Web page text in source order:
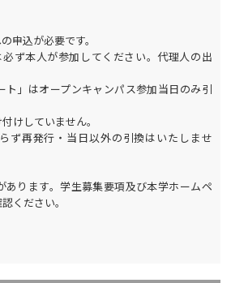
申込が必要です。
必ず本人が参加してください。代理人の出
ト」はオープンキャンパス参加当日のみ引
けしていません。
ず再発行・当日以外の引換はいたしませ
あります。学生募集要項及び本学ホームペ
ください。